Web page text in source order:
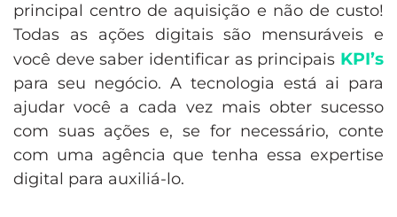
principal centro de aquisição e não de custo!
Todas as ações digitais são mensuráveis e
você deve saber identificar as principais KPI’s
para seu negócio. A tecnologia está ai para
ajudar você a cada vez mais obter sucesso
com suas ações e, se for necessário, conte
com uma agência que tenha essa expertise
digital para auxiliá-lo.